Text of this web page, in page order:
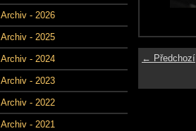
Archiv - 2026
Archiv - 2025
Archiv - 2024
Archiv - 2023
Archiv - 2022
Archiv - 2021
← Předchozí